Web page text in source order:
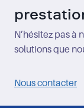
N’hésitez pas à
solutions que
Nous contacter